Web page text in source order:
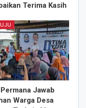
Terima Kasih
Jawab
Warga Desa